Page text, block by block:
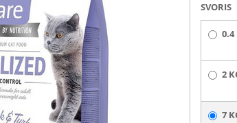
SVORIS
0.4
2
7